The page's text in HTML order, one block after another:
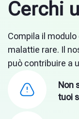
Cerchi
Compila il
malattie rare. Il
può contribuire a
Non
tuoi